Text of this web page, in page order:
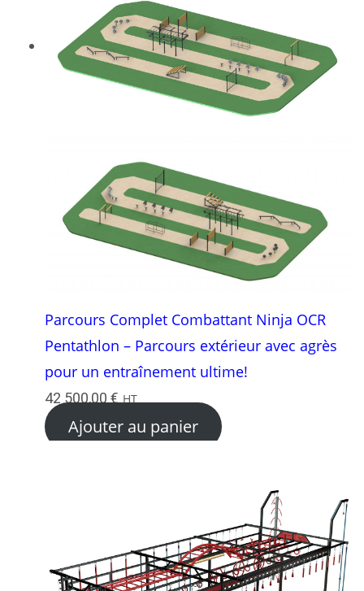
Parcours Complet Combattant Ninja OCR
Pentathlon – Parcours extérieur avec agrès
pour un entraînement ultime!
42 500,00 € HT
Ajouter au panier